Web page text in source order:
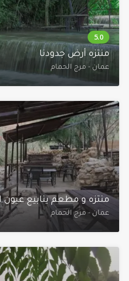
منتزه أرض جدودنا
عمان - مرج الحمام
منتزه و مطعم ينابيع عيون
عمان - مرج الحمام